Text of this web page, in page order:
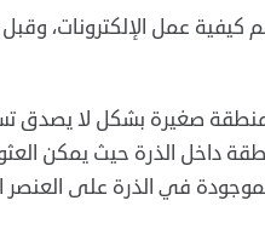
عمل الإلكترونات،
منطقة صغيرة بشكل لا يصدق
داخل الذرة حيث يمكن
الموجودة في الذرة على